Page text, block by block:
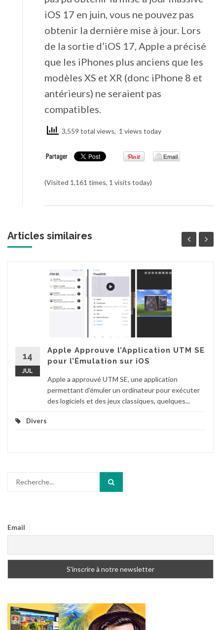
iOS 17 en juin, vous ne pouvez pas
obtenir la dernière mise à jour. Lors
de la sortie d’iOS 17, Apple a précisé
que les iPhones plus anciens que les
modèles XS et XR (donc iPhone 8 et
antérieurs) ne seraient pas
compatibles.
3,559 total views, 1 views today
(Visited 1,161 times, 1 visits today)
Articles similaires
14
JUL
Apple Approuve l’Application UTM SE
pour l’Émulation sur iOS
Apple a approuvé UTM SE, une application
permettant d'émuler un ordinateur pour exécuter
des logiciels et des jeux classiques, quelques...
Divers
Email